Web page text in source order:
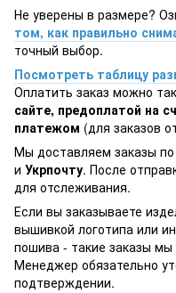
Не уверены в размере?
том, как правильно
точный выбор.
Посмотреть таблицу
Оплатить заказ можно
сайте, предоплатой на
платежом (для заказов
Мы доставляем заказы по
и Укрпочту. После
для отслеживания.
Если вы заказываете
вышивкой логотипа или
пошива - такие заказы
Менеджер обязательно
подтверждении.